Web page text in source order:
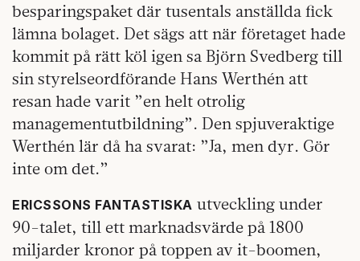
besparingspaket där tusentals anställda fick
lämna bolaget. Det sägs att när företaget hade
kommit på rätt köl igen sa Björn Svedberg till
sin styrelseordförande Hans Werthén att
resan hade varit ”en helt otrolig
managementutbildning”. Den spjuveraktige
Werthén lär då ha svarat: ”Ja, men dyr. Gör
inte om det.”
ERICSSONS FANTASTISKA utveckling under
90-talet, till ett marknadsvärde på 1800
miljarder kronor på toppen av it-boomen,